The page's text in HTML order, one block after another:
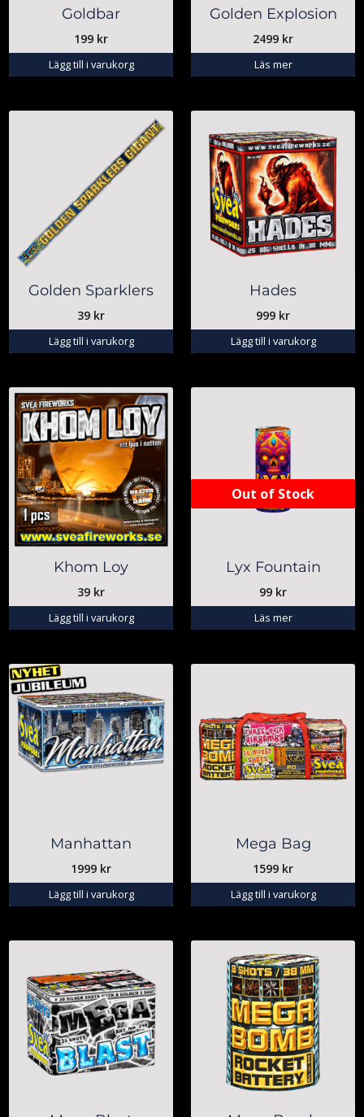
Goldbar
199 kr
Lägg till i varukorg
Golden Explosion
2499 kr
Läs mer
Golden Sparklers
39 kr
Lägg till i varukorg
Hades
999 kr
Lägg till i varukorg
Khom Loy
39 kr
Lägg till i varukorg
Out of Stock
Lyx Fountain
99 kr
Läs mer
Manhattan
1999 kr
Lägg till i varukorg
Mega Bag
1599 kr
Lägg till i varukorg